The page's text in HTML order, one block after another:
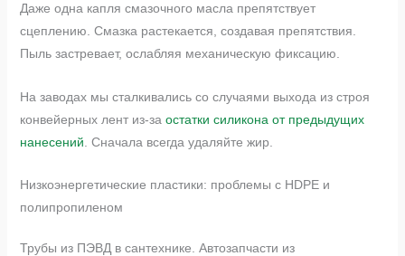
Даже одна капля смазочного масла препятствует
сцеплению. Смазка растекается, создавая препятствия.
Пыль застревает, ослабляя механическую фиксацию.
На заводах мы сталкивались со случаями выхода из строя
конвейерных лент из-за остатки силикона от предыдущих
нанесений . Сначала всегда удаляйте жир.
Низкоэнергетические пластики: проблемы с HDPE и
полипропиленом
Трубы из ПЭВД в сантехнике. Автозапчасти из